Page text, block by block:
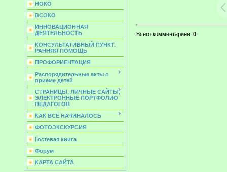
НОКО
ВСОКО
ИННОВАЦИОННАЯ
ДЕЯТЕЛЬНОСТЬ
КОНСУЛЬТАТИВНЫЙ ПУНКТ.
РАННЯЯ ПОМОЩЬ
ПРОФОРИЕНТАЦИЯ
Распорядительные акты о
приеме детей
СТРАНИЦЫ, ЛИЧНЫЕ САЙТЫ,
ЭЛЕКТРОННЫЕ ПОРТФОЛИО
ПЕДАГОГОВ
КАК ВСЁ НАЧИНАЛОСЬ
ФОТОЭКСКУРСИЯ
Гостевая книга
Форум
КАРТА САЙТА
Всего комментариев: 0